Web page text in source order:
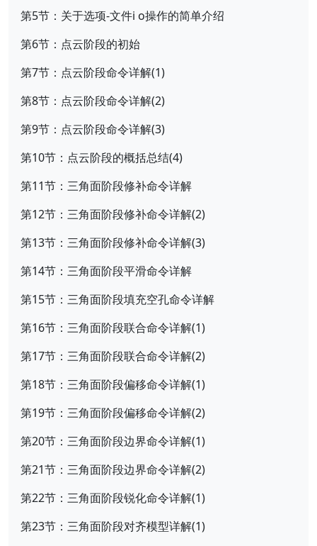
第5节：关于选项-文件i o操作的简单介绍
第6节：点云阶段的初始
第7节：点云阶段命令详解(1)
第8节：点云阶段命令详解(2)
第9节：点云阶段命令详解(3)
第10节：点云阶段的概括总结(4)
第11节：三角面阶段修补命令详解
第12节：三角面阶段修补命令详解(2)
第13节：三角面阶段修补命令详解(3)
第14节：三角面阶段平滑命令详解
第15节：三角面阶段填充空孔命令详解
第16节：三角面阶段联合命令详解(1)
第17节：三角面阶段联合命令详解(2)
第18节：三角面阶段偏移命令详解(1)
第19节：三角面阶段偏移命令详解(2)
第20节：三角面阶段边界命令详解(1)
第21节：三角面阶段边界命令详解(2)
第22节：三角面阶段锐化命令详解(1)
第23节：三角面阶段对齐模型详解(1)